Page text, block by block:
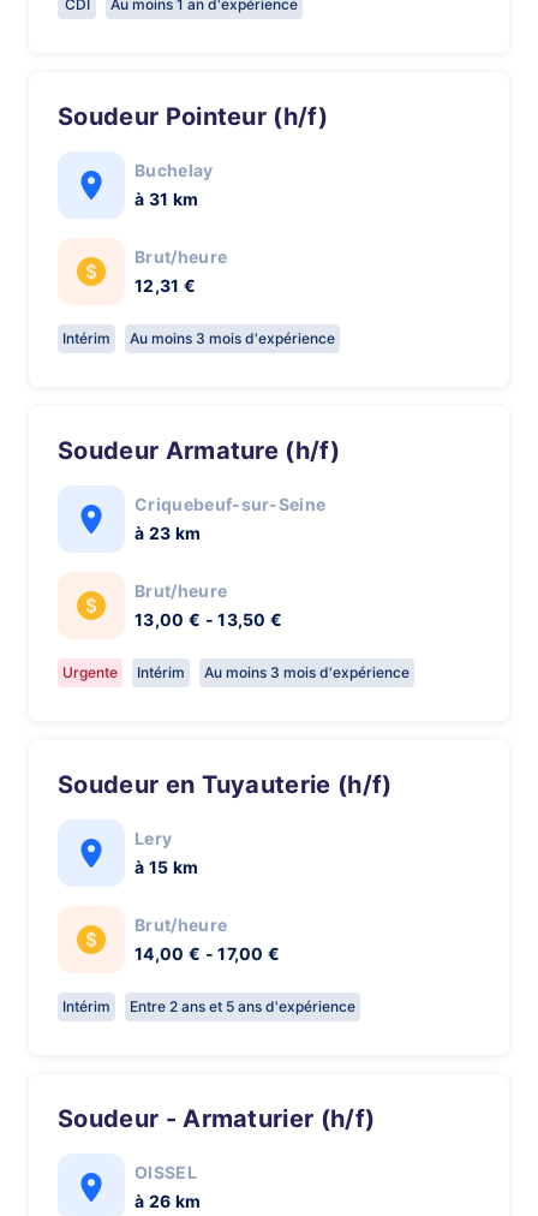
CDI Au moins 1 an d'expérience
Soudeur Pointeur (h/f)
Buchelay
à 31 km
Brut/heure
12,31 €
Intérim Au moins 3 mois d'expérience
Soudeur Armature (h/f)
Criquebeuf-sur-Seine
à 23 km
Brut/heure
13,00 € - 13,50 €
Urgente Intérim Au moins 3 mois d'expérience
Soudeur en Tuyauterie (h/f)
Lery
à 15 km
Brut/heure
14,00 € - 17,00 €
Intérim Entre 2 ans et 5 ans d'expérience
Soudeur - Armaturier (h/f)
OISSEL
à 26 km